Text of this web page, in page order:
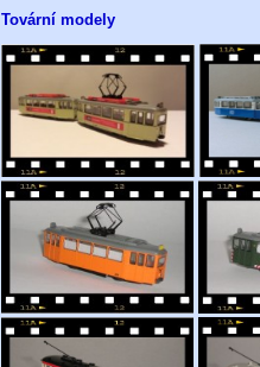
Tovární modely